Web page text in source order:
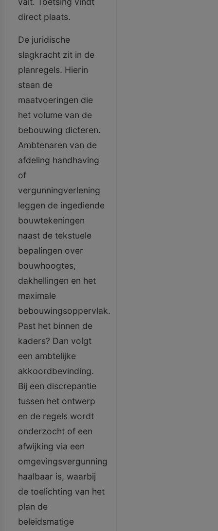
direct plaats.
De juridische
slagkracht zit in de
planregels. Hierin
staan de
maatvoeringen die
het volume van de
bebouwing dicteren.
Ambtenaren van de
afdeling handhaving
of
vergunningverlening
leggen de ingediende
bouwtekeningen
naast de tekstuele
bepalingen over
bouwhoogtes,
dakhellingen en het
maximale
bebouwingsoppervlak.
Past het binnen de
kaders? Dan volgt
een ambtelijke
akkoordbevinding.
Bij een discrepantie
tussen het ontwerp
en de regels wordt
onderzocht of een
afwijking via een
omgevingsvergunning
haalbaar is, waarbij
de toelichting van het
plan de
beleidsmatige